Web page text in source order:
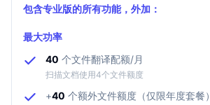
包含专业版的所有功能，外加：
最大功率
40 个文件翻译配额/月
扫描文档使用4个文件额度
+40 个额外文件额度（仅限年度套餐）